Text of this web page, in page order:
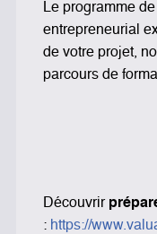
Le programme
entrepreneurial
de votre projet,
parcours de
Découvrir
: https://